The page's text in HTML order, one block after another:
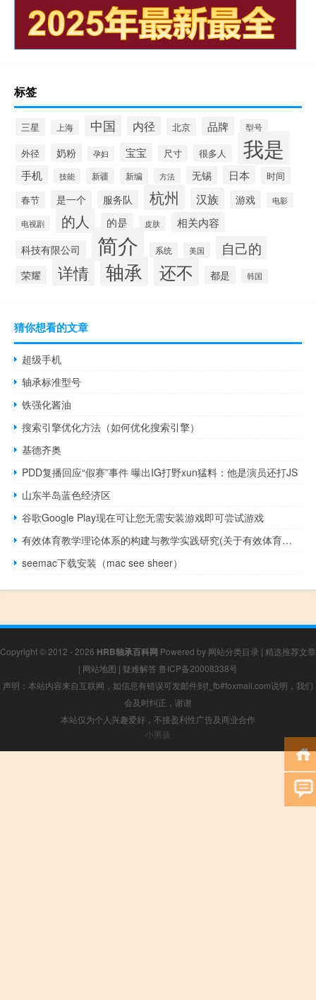
标签
三星 上海 中国 内径 北京 品牌 型号
外径 奶粉 孕妇 宝宝 尺寸 很多人 我是
手机 技能 新疆 新编 方法 无锡 日本 时间
春节 是一个 服务队 杭州 汉族 游戏 电影
电视剧 的人 的是 皮肤 相关内容
科技有限公司 简介 系统 美国 自己的
荣耀 详情 轴承 还不 都是 韩国
猜你想看的文章
超级手机
轴承标准型号
铁强化酱油
搜索引擎优化方法（如何优化搜索引擎）
基德齐奥
PDD复播回应“假赛”事件 曝出IG打野xun猛料：他是演员还打JS
山东半岛蓝色经济区
谷歌Google Play现在可让您无需安装游戏即可尝试游戏
有效体育教学理论体系的构建与教学实践研究(关于有效体育教学理论体系的构建与教学实践研究的简介)
seemac下载安装（mac see sheer）
Copyright © 2012 - 2026 HRB轴承百科网 Powered by 网站分类目录 | 精选推荐文章
| 网站地图 | 疑难解答 鲁ICP备20008338号
声明：本站内容来自互联网，如信息有错误可发邮件到f_fb#foxmail.com说明，我们
会及时纠正，谢谢
本站仅为个人兴趣爱好，不接盈利性广告及商业合作
小男孩